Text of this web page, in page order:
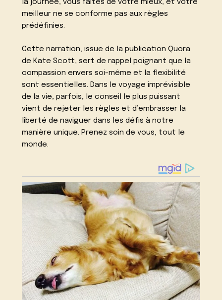
la journée, vous faites de votre mieux, et votre
meilleur ne se conforme pas aux règles
prédéfinies.
Cette narration, issue de la publication Quora
de Kate Scott, sert de rappel poignant que la
compassion envers soi-même et la flexibilité
sont essentielles. Dans le voyage imprévisible
de la vie, parfois, le conseil le plus puissant
vient de rejeter les règles et d’embrasser la
liberté de naviguer dans les défis à notre
manière unique. Prenez soin de vous, tout le
monde.